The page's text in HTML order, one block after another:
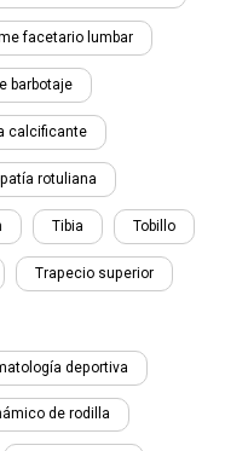
facetario lumbar
barbotaje
calcificante
rotuliana
Tibia Tobillo
Trapecio superior
deportiva
de rodilla